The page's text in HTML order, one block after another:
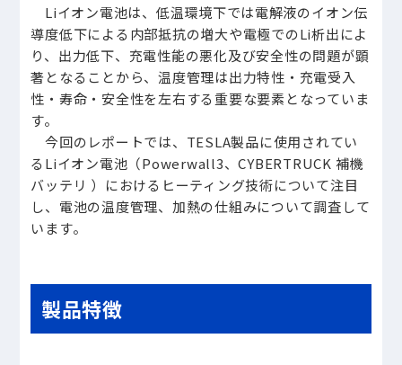
Liイオン電池は、低温環境下では電解液のイオン伝
導度低下による内部抵抗の増大や電極でのLi析出によ
り、出力低下、充電性能の悪化及び安全性の問題が顕
著となることから、温度管理は出力特性・充電受入
性・寿命・安全性を左右する重要な要素となっていま
す。
今回のレポートでは、TESLA製品に使用されてい
るLiイオン電池（Powerwall3、CYBERTRUCK 補機
バッテリ ）におけるヒーティング技術について注目
し、電池の温度管理、加熱の仕組みについて調査して
います。
製品特徴